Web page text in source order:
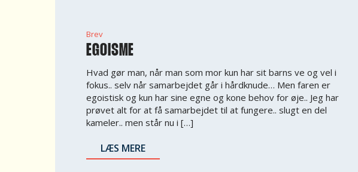
Brev
EGOISME
Hvad gør man, når man som mor kun har sit barns ve og vel i
fokus.. selv når samarbejdet går i hårdknude… Men faren er
egoistisk og kun har sine egne og kone behov for øje.. Jeg har
prøvet alt for at få samarbejdet til at fungere.. slugt en del
kameler.. men står nu i […]
LÆS MERE